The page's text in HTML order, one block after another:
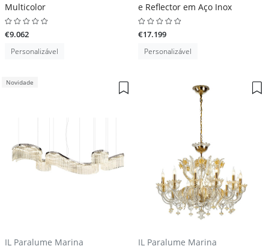
Multicolor
€9.062
Personalizável
e Reflector em Aço Inox
€17.199
Personalizável
Novidade
IL Paralume Marina
IL Paralume Marina